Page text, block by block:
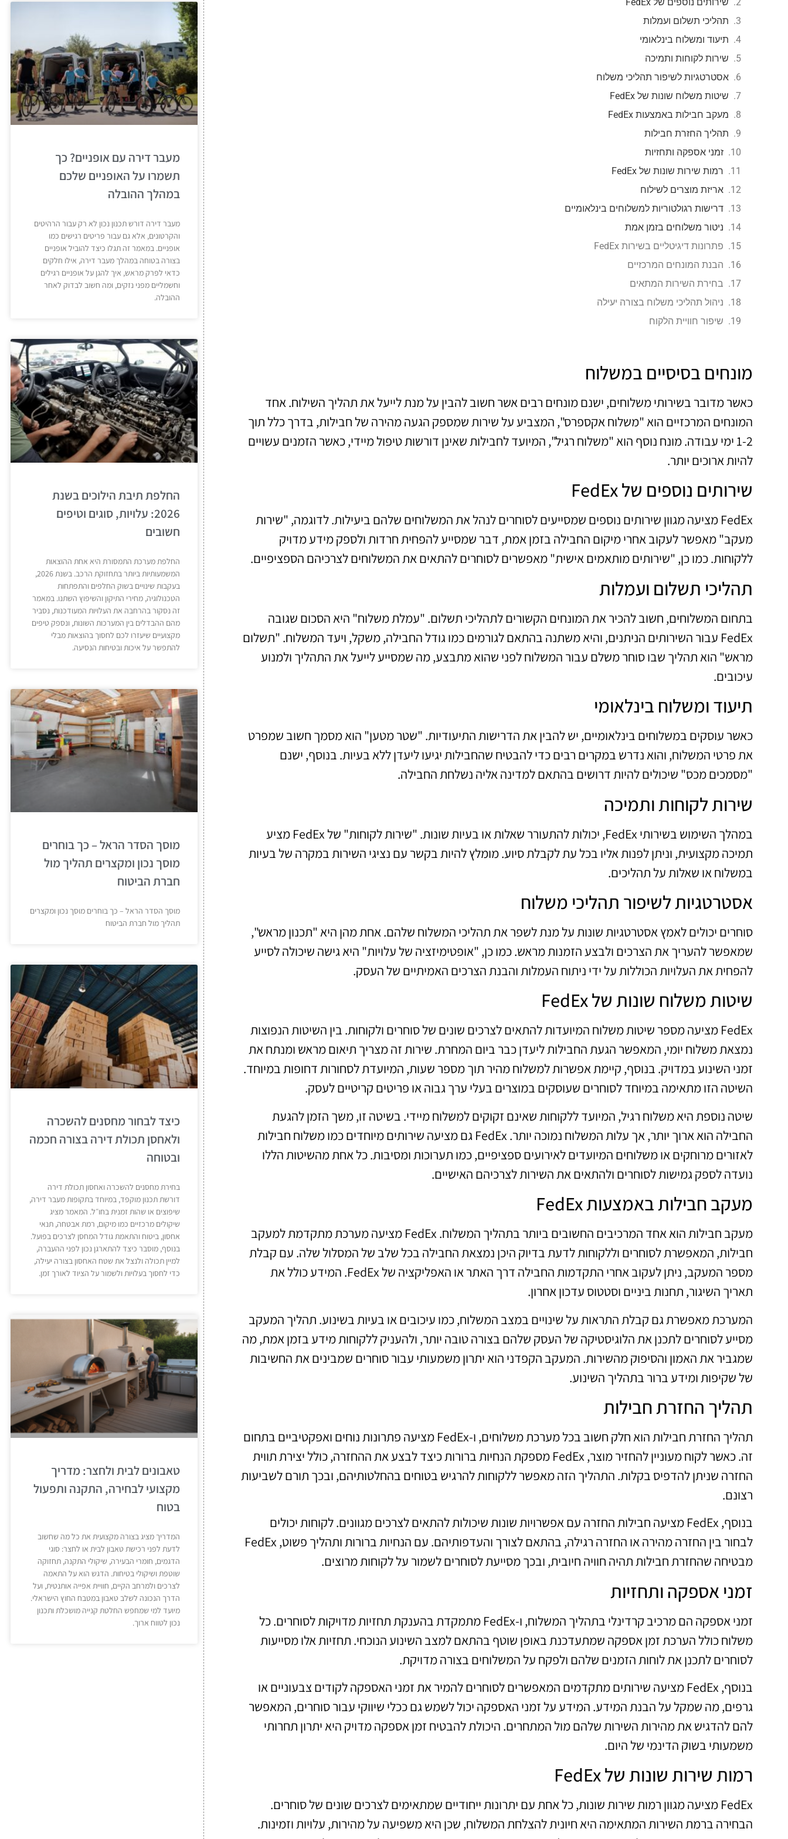
תהליכי תשלום ועמלות
תיעוד ומשלוח בינלאומי
שירות לקוחות ותמיכה
אסטרטגיות לשיפור תהליכי משלוח
שיטות משלוח שונות של FedEx
מעקב חבילות באמצעות FedEx
תהליך החזרת חבילות
זמני אספקה ותחזיות
רמות שירות שונות של FedEx
אריזת מוצרים לשילוח
דרישות רגולטוריות למשלוחים בינלאומיים
ניטור משלוחים בזמן אמת
פתרונות דיגיטליים בשירות FedEx
הבנת המונחים המרכזיים
בחירת השירות המתאים
ניהול תהליכי משלוח בצורה יעילה
שיפור חוויית הלקוח
מונחים בסיסיים במשלוח
כאשר מדובר בשירותי משלוחים, ישנם מונחים רבים אשר חשוב להבין על מנת לייעל את תהליך השילוח. אחד
המונחים המרכזיים הוא "משלוח אקספרס", המצביע על שירות שמספק הגעה מהירה של חבילות, בדרך כלל תוך
1-2 ימי עבודה. מונח נוסף הוא "משלוח רגיל", המיועד לחבילות שאינן דורשות טיפול מיידי, כאשר הזמנים עשויים
להיות ארוכים יותר.
שירותים נוספים של FedEx
FedEx מציעה מגוון שירותים נוספים שמסייעים לסוחרים לנהל את המשלוחים שלהם ביעילות. לדוגמה, "שירות
מעקב" מאפשר לעקוב אחרי מיקום החבילה בזמן אמת, דבר שמסייע להפחית חרדות ולספק מידע מדויק
ללקוחות. כמו כן, "שירותים מותאמים אישית" מאפשרים לסוחרים להתאים את המשלוחים לצרכיהם הספציפיים.
תהליכי תשלום ועמלות
בתחום המשלוחים, חשוב להכיר את המונחים הקשורים לתהליכי תשלום. "עמלת משלוח" היא הסכום שגובה
FedEx עבור השירותים הניתנים, והיא משתנה בהתאם לגורמים כמו גודל החבילה, משקל, ויעד המשלוח. "תשלום
מראש" הוא תהליך שבו סוחר משלם עבור המשלוח לפני שהוא מתבצע, מה שמסייע לייעל את התהליך ולמנוע
עיכובים.
תיעוד ומשלוח בינלאומי
כאשר עוסקים במשלוחים בינלאומיים, יש להבין את הדרישות התיעודיות. "שטר מטען" הוא מסמך חשוב שמפרט
את פרטי המשלוח, והוא נדרש במקרים רבים כדי להבטיח שהחבילות יגיעו ליעדן ללא בעיות. בנוסף, ישנם
"מסמכים מכס" שיכולים להיות דרושים בהתאם למדינה אליה נשלחת החבילה.
שירות לקוחות ותמיכה
במהלך השימוש בשירותי FedEx, יכולות להתעורר שאלות או בעיות שונות. "שירות לקוחות" של FedEx מציע
תמיכה מקצועית, וניתן לפנות אליו בכל עת לקבלת סיוע. מומלץ להיות בקשר עם נציגי השירות במקרה של בעיות
במשלוח או שאלות על תהליכים.
אסטרטגיות לשיפור תהליכי משלוח
סוחרים יכולים לאמץ אסטרטגיות שונות על מנת לשפר את תהליכי המשלוח שלהם. אחת מהן היא "תכנון מראש",
שמאפשר להעריך את הצרכים ולבצע הזמנות מראש. כמו כן, "אופטימיזציה של עלויות" היא גישה שיכולה לסייע
להפחית את העלויות הכוללות על ידי ניתוח העמלות והבנת הצרכים האמיתיים של העסק.
שיטות משלוח שונות של FedEx
FedEx מציעה מספר שיטות משלוח המיועדות להתאים לצרכים שונים של סוחרים ולקוחות. בין השיטות הנפוצות
נמצאת משלוח יומי, המאפשר הגעת החבילות ליעדן כבר ביום המחרת. שירות זה מצריך תיאום מראש ומנתח את
זמני השינוע במדויק. בנוסף, קיימת אפשרות למשלוח מהיר תוך מספר שעות, המיועדת לסחורות דחופות במיוחד.
השיטה הזו מתאימה במיוחד לסוחרים שעוסקים במוצרים בעלי ערך גבוה או פריטים קריטיים לעסק.
שיטה נוספת היא משלוח רגיל, המיועד ללקוחות שאינם זקוקים למשלוח מיידי. בשיטה זו, משך הזמן להגעת
החבילה הוא ארוך יותר, אך עלות המשלוח נמוכה יותר. FedEx גם מציעה שירותים מיוחדים כמו משלוח חבילות
לאזורים מרוחקים או משלוחים המיועדים לאירועים ספציפיים, כמו תערוכות ומסיבות. כל אחת מהשיטות הללו
נועדה לספק גמישות לסוחרים ולהתאים את השירות לצרכיהם האישיים.
מעקב חבילות באמצעות FedEx
מעקב חבילות הוא אחד המרכיבים החשובים ביותר בתהליך המשלוח. FedEx מציעה מערכת מתקדמת למעקב
חבילות, המאפשרת לסוחרים וללקוחות לדעת בדיוק היכן נמצאת החבילה בכל שלב של המסלול שלה. עם קבלת
מספר המעקב, ניתן לעקוב אחרי התקדמות החבילה דרך האתר או האפליקציה של FedEx. המידע כולל את
תאריך השיגור, תחנות ביניים וסטטוס עדכון אחרון.
המערכת מאפשרת גם קבלת התראות על שינויים במצב המשלוח, כמו עיכובים או בעיות בשינוע. תהליך המעקב
מסייע לסוחרים לתכנן את הלוגיסטיקה של העסק שלהם בצורה טובה יותר, ולהעניק ללקוחות מידע בזמן אמת, מה
שמגביר את האמון והסיפוק מהשירות. המעקב הקפדני הוא יתרון משמעותי עבור סוחרים שמבינים את החשיבות
של שקיפות ומידע ברור בתהליך השינוע.
תהליך החזרת חבילות
תהליך החזרת חבילות הוא חלק חשוב בכל מערכת משלוחים, ו-FedEx מציעה פתרונות נוחים ואפקטיביים בתחום
זה. כאשר לקוח מעוניין להחזיר מוצר, FedEx מספקת הנחיות ברורות כיצד לבצע את ההחזרה, כולל יצירת תווית
החזרה שניתן להדפיס בקלות. התהליך הזה מאפשר ללקוחות להרגיש בטוחים בהחלטותיהם, ובכך תורם לשביעות
רצונם.
בנוסף, FedEx מציעה חבילות החזרה עם אפשרויות שונות שיכולות להתאים לצרכים מגוונים. לקוחות יכולים
לבחור בין החזרה מהירה או החזרה רגילה, בהתאם לצורך והעדפותיהם. עם הנחיות ברורות ותהליך פשוט, FedEx
מבטיחה שהחזרת חבילות תהיה חוויה חיובית, ובכך מסייעת לסוחרים לשמור על לקוחות מרוצים.
זמני אספקה ותחזיות
זמני אספקה הם מרכיב קרדינלי בתהליך המשלוח, ו-FedEx מתמקדת בהענקת תחזיות מדויקות לסוחרים. כל
משלוח כולל הערכת זמן אספקה שמתעדכנת באופן שוטף בהתאם למצב השינוע הנוכחי. תחזיות אלו מסייעות
לסוחרים לתכנן את לוחות הזמנים שלהם ולפקח על המשלוחים בצורה מדויקת.
בנוסף, FedEx מציעה שירותים מתקדמים המאפשרים לסוחרים להמיר את זמני האספקה לקודים צבעוניים או
גרפים, מה שמקל על הבנת המידע. המידע על זמני האספקה יכול לשמש גם ככלי שיווקי עבור סוחרים, המאפשר
להם להדגיש את מהירות השירות שלהם מול המתחרים. היכולת להבטיח זמן אספקה מדויק היא יתרון תחרותי
משמעותי בשוק הדינמי של היום.
רמות שירות שונות של FedEx
FedEx מציעה מגוון רמות שירות שונות, כל אחת עם יתרונות ייחודיים שמתאימים לצרכים שונים של סוחרים.
הבחירה ברמת השירות המתאימה היא חיונית להצלחת המשלוח, שכן היא משפיעה על מהירות, עלויות וזמינות.
מעבר דירה עם אופניים? כך
תשמרו על האופניים שלכם
במהלך ההובלה
מעבר דירה דורש תכנון נכון לא רק עבור הרהיטים
והקרטונים, אלא גם עבור פריטים רגישים כמו
אופניים. במאמר זה תגלו כיצד להוביל אופניים
בצורה בטוחה במהלך מעבר דירה, אילו חלקים
כדאי לפרק מראש, איך להגן על אופניים רגילים
וחשמליים מפני נזקים, ומה חשוב לבדוק לאחר
ההובלה.
החלפת תיבת הילוכים בשנת
2026: עלויות, סוגים וטיפים
חשובים
החלפת מערכת התמסורת היא אחת ההוצאות
המשמעותיות ביותר בתחזוקת הרכב. בשנת 2026,
בעקבות שינויים בשוק החלפים והתפתחות
הטכנולוגיה, מחירי התיקון והשיפוץ השתנו. במאמר
זה נסקור בהרחבה את העלויות המעודכנות, נסביר
מהם ההבדלים בין המערכות השונות, ונספק טיפים
מקצועיים שיעזרו לכם לחסוך בהוצאות מבלי
להתפשר על איכות ובטיחות הנסיעה.
מוסך הסדר הראל – כך בוחרים
מוסך נכון ומקצרים תהליך מול
חברת הביטוח
מוסך הסדר הראל – כך בוחרים מוסך נכון ומקצרים
תהליך מול חברת הביטוח
כיצד לבחור מחסנים להשכרה
ולאחסן תכולת דירה בצורה חכמה
ובטוחה
בחירת מחסנים להשכרה ואחסון תכולת דירה
דורשת תכנון מוקפד, במיוחד בתקופות מעבר דירה,
שיפוצים או שהות זמנית בחו״ל. המאמר מציג
שיקולים מרכזיים כמו מיקום, רמת אבטחה, תנאי
אחסון, ביטוח והתאמת גודל המחסן לצרכים בפועל.
בנוסף, מוסבר כיצד להתארגן נכון לפני ההעברה,
למיין תכולה ולנצל את שטח האחסון בצורה יעילה,
כדי לחסוך בעלויות ולשמור על הציוד לאורך זמן.
טאבונים לבית ולחצר: מדריך
מקצועי לבחירה, התקנה ותפעול
בטוח
המדריך מציג בצורה מקצועית את כל מה שחשוב
לדעת לפני רכישת טאבון לבית או לחצר: סוגי
הדגמים, חומרי הבעירה, שיקולי התקנה, תחזוקה
שוטפת ושיקולי בטיחות. הדגש הוא על התאמה
לצרכים ולמרחב הקיים, חוויית אפייה אותנטית, ועל
הדרך הנכונה לשלב טאבון במטבח החוץ הישראלי.
מיועד למי שמחפש החלטת קנייה מושכלת ותכנון
נכון לטווח ארוך.